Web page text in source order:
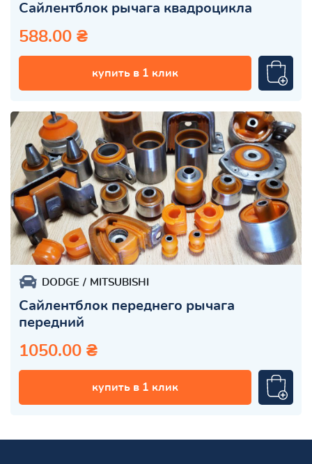
Сайлентблок рычага квадроцикла
588.00 ₴
купить в 1 клик
DODGE MITSUBISHI
Сайлентблок переднего рычага
передний
1050.00 ₴
купить в 1 клик